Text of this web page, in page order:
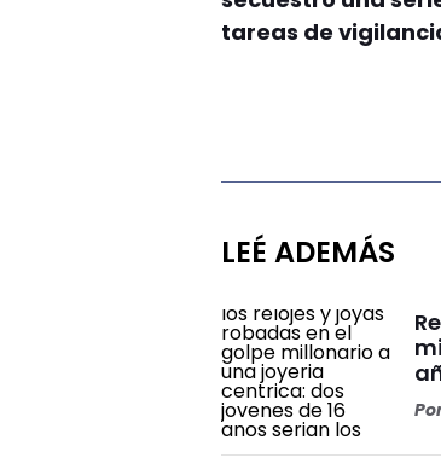
tareas de
LEÉ ADEMÁS